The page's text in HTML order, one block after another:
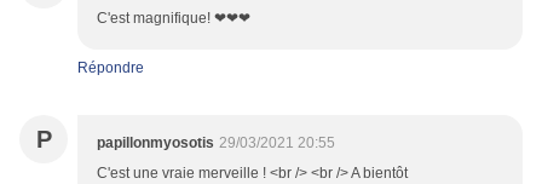
C'est magnifique! ❤❤❤
Répondre
P papillonmyosotis 29/03/2021 20:55
C'est une vraie merveille ! <br /> <br /> A bientôt